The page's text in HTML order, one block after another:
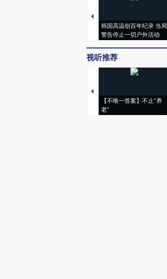
韩国高温创百年纪录 当局
警告停止一切户外活动
视听推荐
【不唯一答案】不止“养
老”